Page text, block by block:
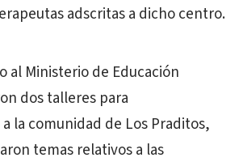
adscritas a dicho centro.
al Ministerio de Educación
dos talleres para
la comunidad de Los Praditos,
temas relativos a las